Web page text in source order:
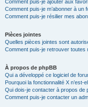
Comment puis-je ajouter aux
Comment puis-je m’abonner à un
Comment puis-je résilier mes
Pièces jointes
Quelles pièces jointes sont
Comment puis-je retrouver toutes
À propos de phpBB
Qui a développé ce logiciel de
Pourquoi la fonctionnalité X n’est-
Qui dois-je contacter à propos de
Comment puis-je contacter un